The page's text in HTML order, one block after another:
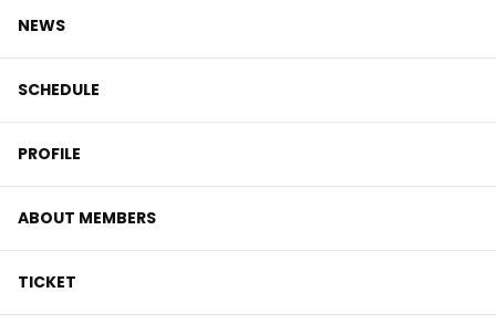
NEWS
SCHEDULE
PROFILE
ABOUT MEMBERS
TICKET